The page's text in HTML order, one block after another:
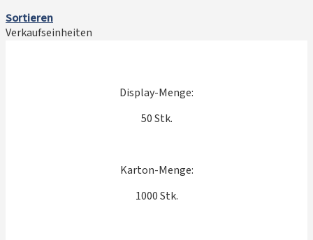
Sortieren
Verkaufseinheiten
Display-Menge:
50 Stk.
Karton-Menge:
1000 Stk.